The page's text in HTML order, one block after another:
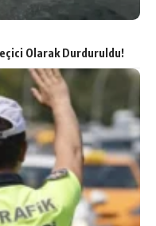
Olarak Durduruldu!